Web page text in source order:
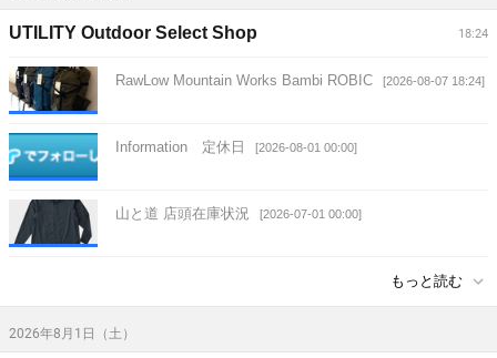
18:24
UTILITY Outdoor Select Shop
RawLow Mountain Works Bambi ROBIC [2026-08-07 18:24]
Information 定休日 [2026-08-01 00:00]
山と道 店頭在庫状況 [2026-07-01 00:00]
もっと読む
2026年8月1日（土）